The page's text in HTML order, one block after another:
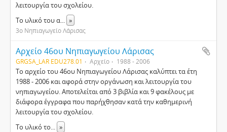
λειτουργία του σχολείου.
Το υλικό του α... »
3ο Νηπιαγωγείο Λάρισας
Αρχείο 46ου Νηπιαγωγείου Λάρισας
GRGSA_LAR EDU278.01 Αρχείο 1988 - 2006
Το αρχείο του 46ου Νηπιαγωγείου Λάρισας καλύπτει τα έτη
1988 - 2006 και αφορά στην οργάνωση και λειτουργία του
νηπιαγωγείου. Αποτελείται από 3 βιβλία και 9 φακέλους με
διάφορα έγγραφα που παρήχθησαν κατά την καθημερινή
λειτουργία του σχολείου.
Το υλικό το... »